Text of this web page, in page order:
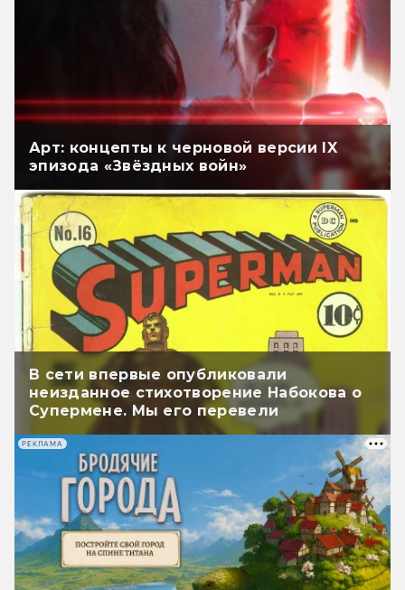
Арт: концепты к черновой версии IX
эпизода «Звёздных войн»
В сети впервые опубликовали
неизданное стихотворение Набокова о
Супермене. Мы его перевели
РЕКЛАМА